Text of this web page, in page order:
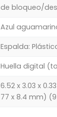
de bloqueo/
Azul
Espalda:
Huella digital
6.52 x 3.03 x
77 x 8.4 mm)